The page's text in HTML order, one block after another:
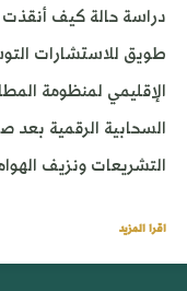
دراسة حالة كيف أنقذت
طويق للاستشارات التوسع
الإقليمي لمنظومة المطابخ
السحابية الرقمية بعد صدمة
التشريعات ونزيف الهوامش
اقرا المزيد